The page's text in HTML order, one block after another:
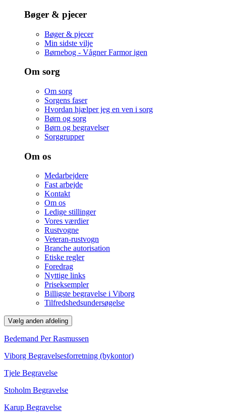
Bøger & pjecer
Bøger & pjecer
Min sidste vilje
Børnebog - Vågner Farmor igen
Om sorg
Om sorg
Sorgens faser
Hvordan hjælper jeg en ven i sorg
Børn og sorg
Børn og begravelser
Sorggrupper
Om os
Medarbejdere
Fast arbejde
Kontakt
Om os
Ledige stillinger
Vores værdier
Rustvogne
Veteran-rustvogn
Branche autorisation
Etiske regler
Foredrag
Nyttige links
Priseksempler
Billigste begravelse i Viborg
Tilfredshedsundersøgelse
Vælg anden afdeling
Bedemand Per Rasmussen
Viborg Begravelsesforretning (bykontor)
Tjele Begravelse
Stoholm Begravelse
Karup Begravelse